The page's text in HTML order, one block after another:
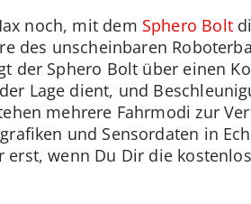
noch, mit dem Sphero Bolt
des unscheinbaren
der Sphero Bolt über einen
Lage dient, und
mehrere Fahrmodi zur
und Sensordaten in
erst, wenn Du Dir die